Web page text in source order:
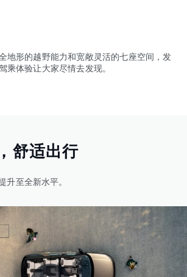
地形的越野能力和宽敞灵活的七座空间，发
乘体验让大家尽情去发现。
舒适出行
升至全新水平。